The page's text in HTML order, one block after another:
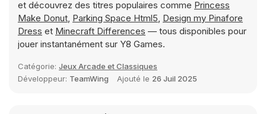
et découvrez des titres populaires comme Princess
Make Donut, Parking Space Html5, Design my Pinafore
Dress et Minecraft Differences — tous disponibles pour
jouer instantanément sur Y8 Games.
Catégorie: Jeux Arcade et Classiques
Développeur: TeamWing Ajouté le 26 Juil 2025